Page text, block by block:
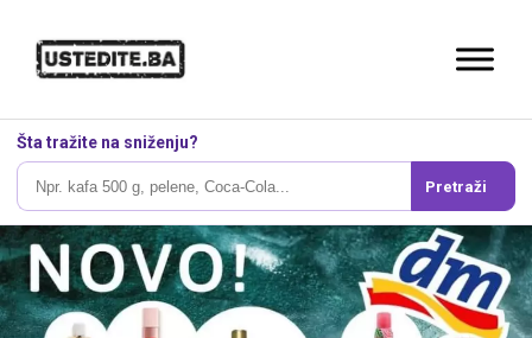
Šta tražite na sniženju?
Pretraži